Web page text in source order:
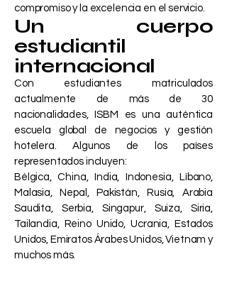
compromiso y la excelencia en el servicio.
Un cuerpo
estudiantil
internacional
Con estudiantes matriculados
actualmente de más de 30
nacionalidades, ISBM es una auténtica
escuela global de negocios y gestión
hotelera. Algunos de los países
representados incluyen:
Bélgica, China, India, Indonesia, Líbano,
Malasia, Nepal, Pakistán, Rusia, Arabia
Saudita, Serbia, Singapur, Suiza, Siria,
Tailandia, Reino Unido, Ucrania, Estados
Unidos, Emiratos Árabes Unidos, Vietnam y
muchos más.